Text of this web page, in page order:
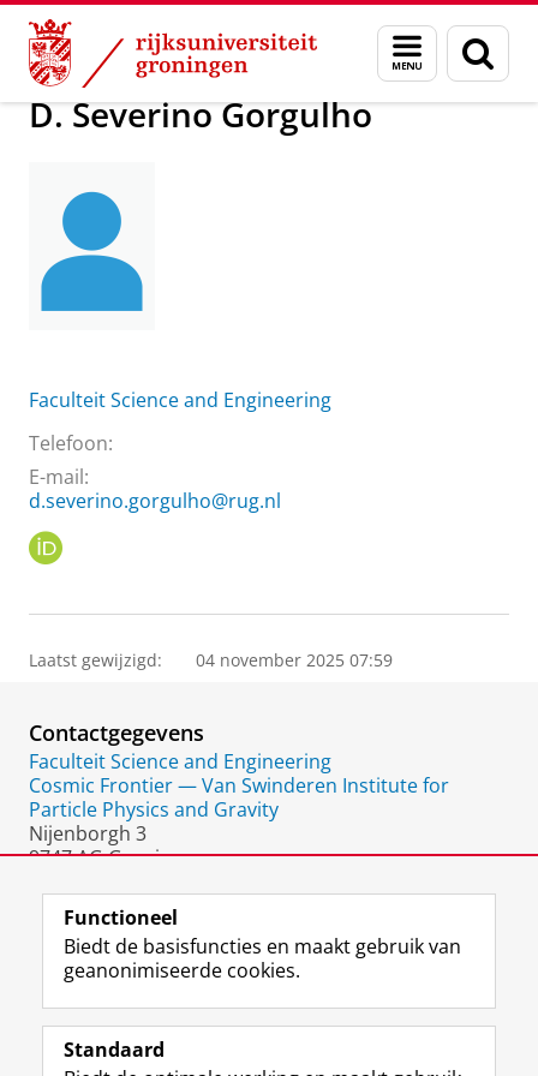
Skip
Content
Skip
Navigation
Menu
en
zoeken
Over ons D. Severino Gorgulho
D. Severino Gorgulho
Faculteit Science and Engineering
Telefoon:
E-mail:
d.severino.gorgulho@rug.nl
I
Laatst gewijzigd: 04 november 2025 07:59
Contactgegevens
Faculteit Science and Engineering
Cosmic Frontier — Van Swinderen Institute for
Particle Physics and Gravity
Nijenborgh 3
9747 AG Groningen
Volg de RUG
F
a
L
i
R
S
I
n
Y
o
Functioneel
Biedt de basisfuncties en maakt gebruik van
geanonimiseerde cookies.
Standaard